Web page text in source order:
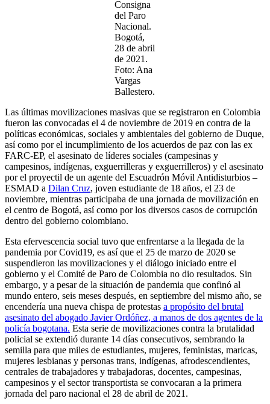
Consigna
del Paro
Nacional.
Bogotá,
28 de abril
de 2021.
Foto: Ana
Vargas
Ballestero.
Las últimas movilizaciones masivas que se registraron en Colombia
fueron las convocadas el 4 de noviembre de 2019 en contra de la
políticas económicas, sociales y ambientales del gobierno de Duque,
así como por el incumplimiento de los acuerdos de paz con las ex
FARC-EP, el asesinato de líderes sociales (campesinas y
campesinos, indígenas, exguerrilleras y exguerrilleros) y el asesinato
por el proyectil de un agente del Escuadrón Móvil Antidisturbios –
ESMAD a Dilan Cruz, joven estudiante de 18 años, el 23 de
noviembre, mientras participaba de una jornada de movilización en
el centro de Bogotá, así como por los diversos casos de corrupción
dentro del gobierno colombiano.
Esta efervescencia social tuvo que enfrentarse a la llegada de la
pandemia por Covid19, es así que el 25 de marzo de 2020 se
suspendieron las movilizaciones y el diálogo iniciado entre el
gobierno y el Comité de Paro de Colombia no dio resultados​. Sin
embargo, y a pesar de la situación de pandemia que confinó al
mundo entero, seis meses después, en septiembre del mismo año, se
encendería una nueva chispa de protestas a propósito del brutal
asesinato del abogado Javier Ordóñez, a manos de dos agentes de la
policía bogotana. Esta serie de movilizaciones contra la brutalidad
policial se extendió durante 14 días consecutivos, sembrando la
semilla para que miles de estudiantes, mujeres, feministas, maricas,
mujeres lesbianas y personas trans, indígenas, afrodescendientes,
centrales de trabajadores y trabajadoras, docentes, campesinas,
campesinos y el sector transportista se convocaran a la primera
jornada del paro nacional el 28 de abril de 2021.